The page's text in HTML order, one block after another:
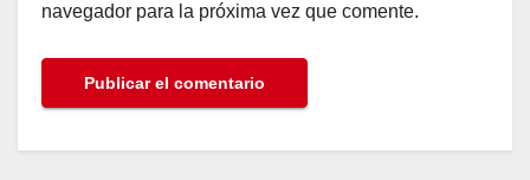
navegador para la próxima vez que comente.